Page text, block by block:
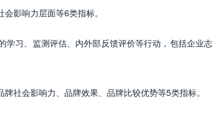
影响力层面等6类指标。
习、监测评估、内外部反馈评价等行动，包括企业志
社会影响力、品牌效果、品牌比较优势等5类指标。